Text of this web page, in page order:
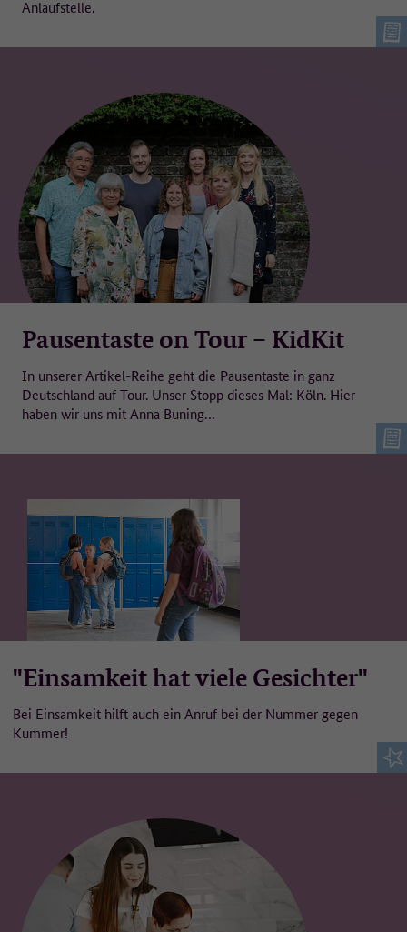
Anlaufstelle.
Pausentaste on Tour – KidKit
In unserer Artikel-Reihe geht die Pausentaste in ganz
Deutschland auf Tour. Unser Stopp dieses Mal: Köln. Hier
haben wir uns mit Anna Buning…
"Einsamkeit hat viele Gesichter"
Bei Einsamkeit hilft auch ein Anruf bei der Nummer gegen
Kummer!